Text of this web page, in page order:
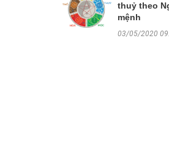
thuỷ theo
mệnh
03/05/2020